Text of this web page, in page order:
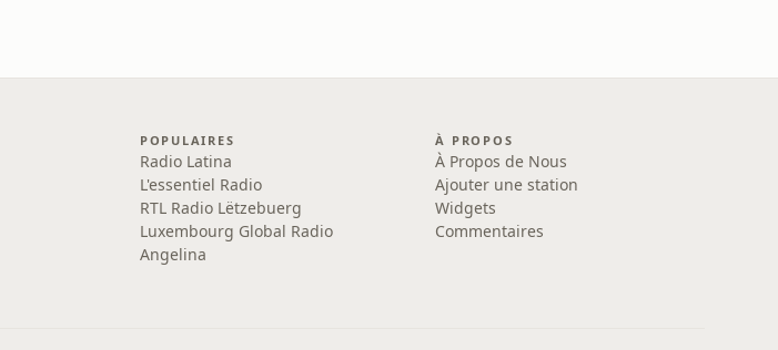
POPULAIRES
Radio Latina
L'essentiel Radio
RTL Radio Lëtzebuerg
Luxembourg Global Radio
Angelina
À PROPOS
À Propos de Nous
Ajouter une station
Widgets
Commentaires